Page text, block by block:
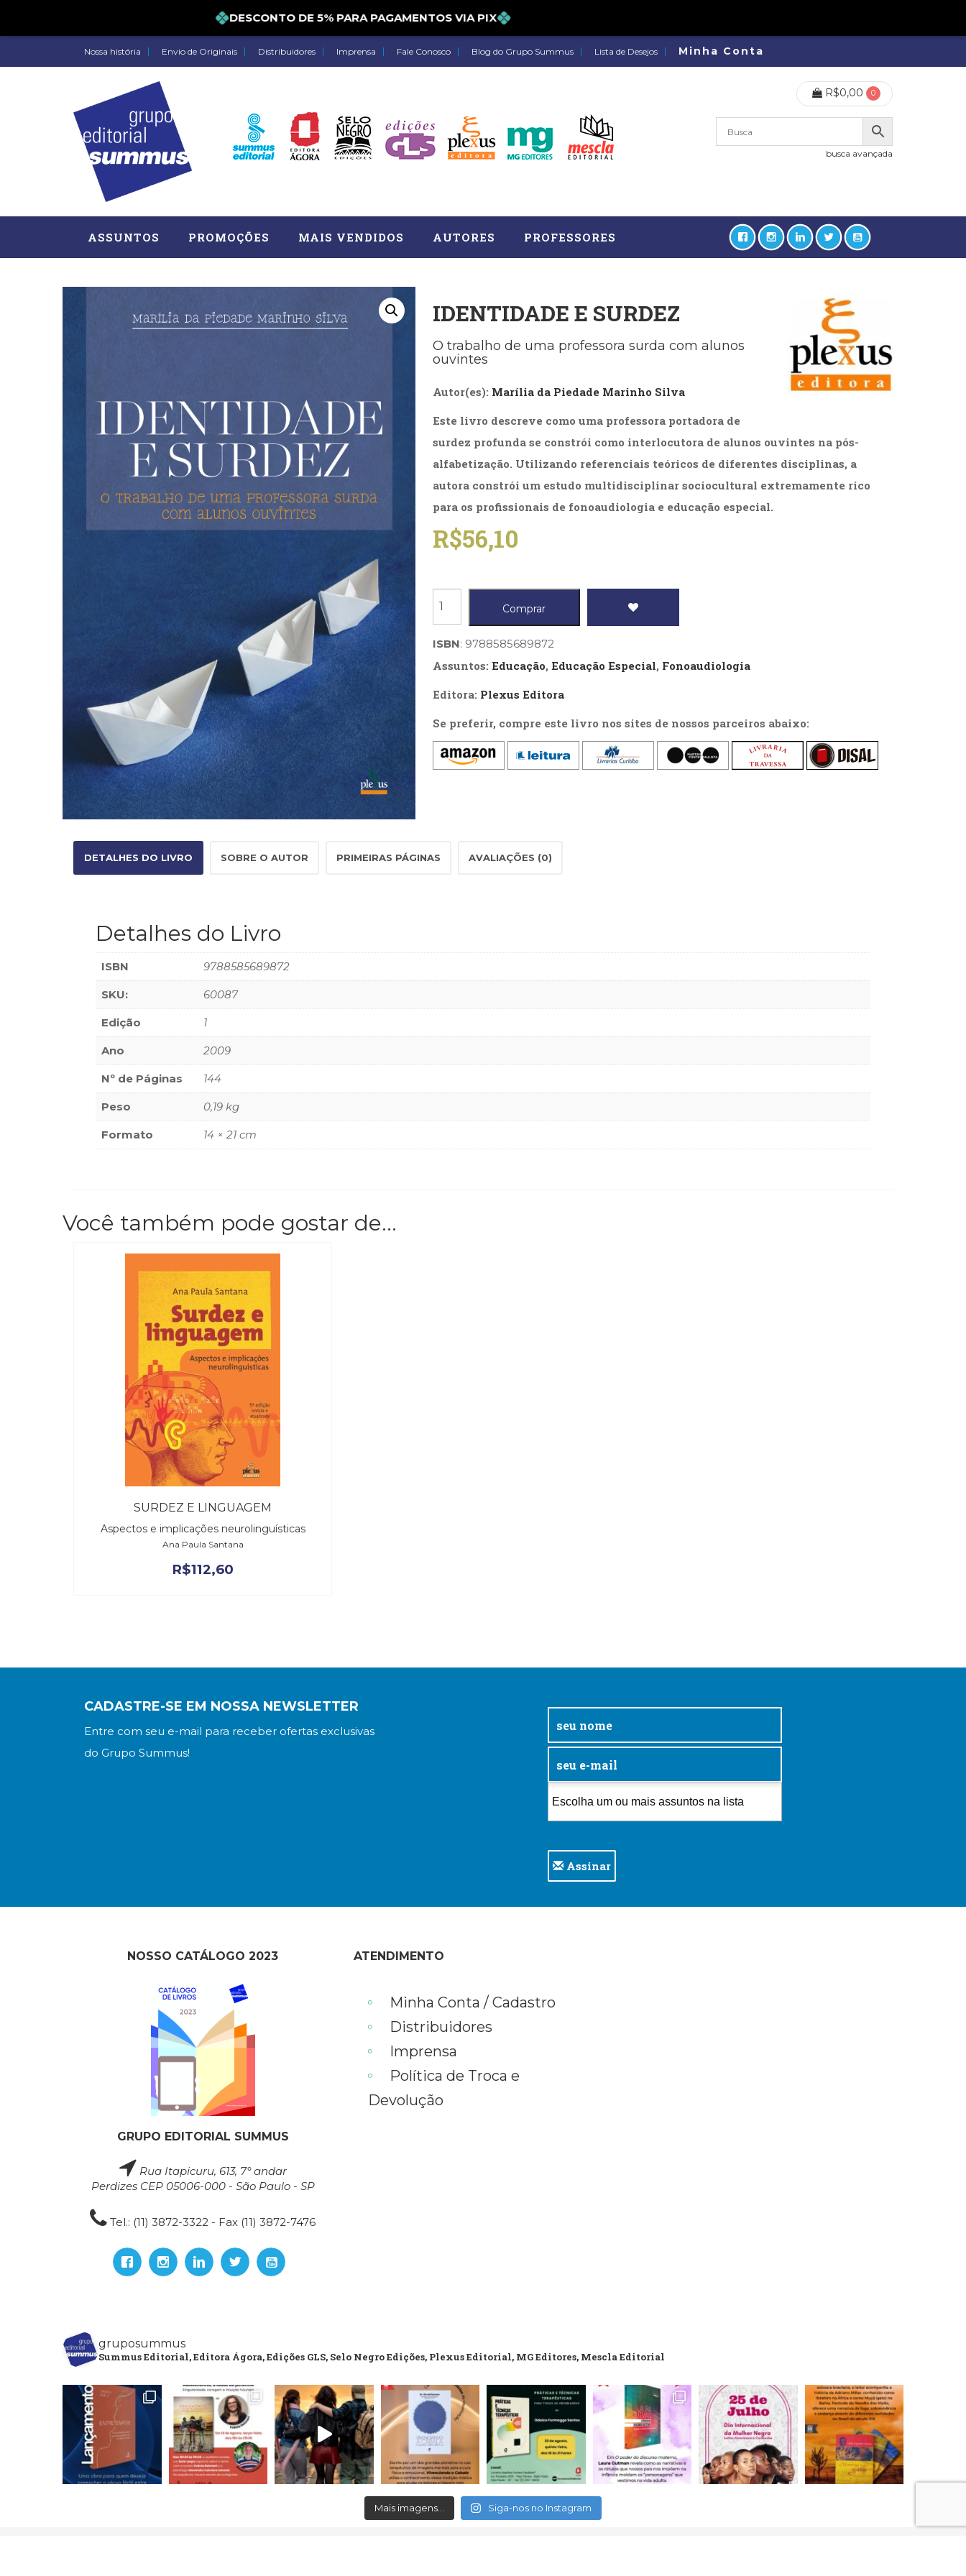
DESCONTO DE 5% PARA PAGAMENTOS VIA PIX
Nossa história Envio de Originais Distribuidores Imprensa Fale Conosco Blog do Grupo Summus Lista de Desejos Minha Conta
R$0,00 0
busca avançada
ASSUNTOS
Administração, RH (77) Astrologia (27)
Atualidades, Política, Direitos Humanos (133)
Autoajuda (95)
Comportamento (418)
Comunicação (232)
Crescimento Interior (222)
Fisioterapia (47)
Fonoaudiologia (54)
Gestalt-terapia (93)
Jornalismo (57)
Literatura Erótica (11)
Literatura, Ficção, Ensaios (69)
Obras de referência (48)
PNL (Programação Neurolingüística) (41)
Psicodrama (200)
Psicologia, Psicoterapia (799)
Publicidade, Propaganda e Marketing (33)
Puericultura (23)
Rádio (8)
Relações Públicas e Comunicação Empresarial
(31)
Religião, Espiritualidade, Filosofia (63)
Sem categoria (0) Televisão (22)
Temas africanos (30)
Terapia Ocupacional (21)
PROMOÇÕES MAIS VENDIDOS AUTORES PROFESSORES
IDENTIDADE E SURDEZ
O trabalho de uma professora surda com alunos
ouvintes
Autor(es): Marília da Piedade Marinho Silva
Este livro descreve como uma professora portadora de
surdez profunda se constrói como interlocutora de alunos ouvintes na pós-
alfabetização. Utilizando referenciais teóricos de diferentes disciplinas, a
autora constrói um estudo multidisciplinar sociocultural extremamente rico
para os profissionais de fonoaudiologia e educação especial.
R$56,10
Identidade
surdez
quantidade
Comprar
ISBN: 9788585689872
Assuntos: Educação, Educação Especial, Fonoaudiologia
Editora: Plexus Editora
Se preferir, compre este livro nos sites de nossos parceiros abaixo:
DETALHES DO LIVRO SOBRE O AUTOR PRIMEIRAS PÁGINAS AVALIAÇÕES (0)
Detalhes do Livro
ISBN 9788585689872
SKU: 60087
Edição 1
Ano 2009
Nº de Páginas 144
Peso 0,19 kg
Formato 14 × 21 cm
Você também pode gostar de…
SURDEZ E LINGUAGEM
Aspectos e implicações neurolinguísticas
Ana Paula Santana
R$112,60
CADASTRE-SE EM NOSSA NEWSLETTER
Entre com seu e-mail para receber ofertas exclusivas
do Grupo Summus!
Assinar
NOSSO CATÁLOGO 2023
GRUPO EDITORIAL SUMMUS
Rua Itapicuru, 613, 7° andar
Perdizes CEP 05006-000 - São Paulo - SP
Tel.: (11) 3872-3322 - Fax (11) 3872-7476
ATENDIMENTO
Minha Conta / Cadastro
Distribuidores
Imprensa
Política de Troca e
Devolução
gruposummus
Summus Editorial, Editora Ágora, Edições GLS, Selo Negro Edições, Plexus Editorial, MG Editores, Mescla Editorial
Mais imagens... Siga-nos no Instagram